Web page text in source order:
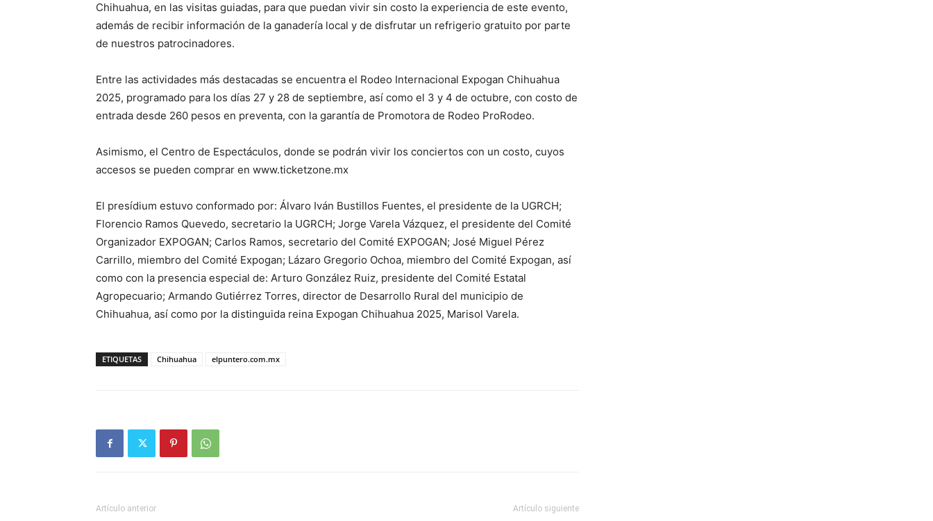
Chihuahua, en las visitas guiadas, para que puedan vivir sin costo la experiencia de este evento,
además de recibir información de la ganadería local y de disfrutar un refrigerio gratuito por parte
de nuestros patrocinadores.
Entre las actividades más destacadas se encuentra el Rodeo Internacional Expogan Chihuahua
2025, programado para los días 27 y 28 de septiembre, así como el 3 y 4 de octubre, con costo de
entrada desde 260 pesos en preventa, con la garantía de Promotora de Rodeo ProRodeo.
Asimismo, el Centro de Espectáculos, donde se podrán vivir los conciertos con un costo, cuyos
accesos se pueden comprar en www.ticketzone.mx
El presídium estuvo conformado por: Álvaro Iván Bustillos Fuentes, el presidente de la UGRCH;
Florencio Ramos Quevedo, secretario la UGRCH; Jorge Varela Vázquez, el presidente del Comité
Organizador EXPOGAN; Carlos Ramos, secretario del Comité EXPOGAN; José Miguel Pérez
Carrillo, miembro del Comité Expogan; Lázaro Gregorio Ochoa, miembro del Comité Expogan, así
como con la presencia especial de: Arturo González Ruiz, presidente del Comité Estatal
Agropecuario; Armando Gutiérrez Torres, director de Desarrollo Rural del municipio de
Chihuahua, así como por la distinguida reina Expogan Chihuahua 2025, Marisol Varela.
ETIQUETAS Chihuahua elpuntero.com.mx
Artículo anterior Artículo siguiente